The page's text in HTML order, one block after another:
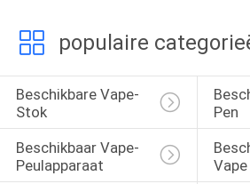
populaire
Beschikbare Vape-
Stok
Pen
Beschikbaar Vape-
Peulapparaat